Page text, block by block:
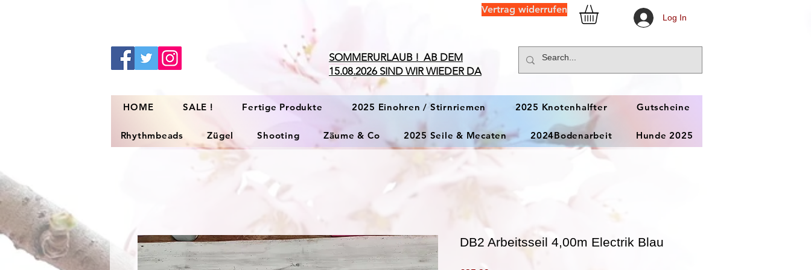
Vertrag widerrufen
Log In
​SOMMERURLAUB ! AB DEM
15.08.2026 SIND WIR WIEDER DA
HOME SALE ! Fertige Produkte 2025 Einohren / Stirnriemen 2025 Knotenhalfter Gutscheine
Rhythmbeads Zügel Shooting Zäume & Co 2025 Seile & Mecaten 2024Bodenarbeit Hunde 2025
DB2 Arbeitsseil 4,00m Electrik Blau